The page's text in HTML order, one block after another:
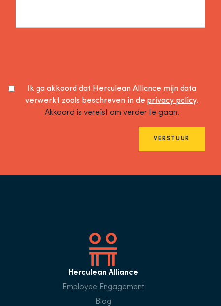
Ik ga akkoord dat Herculean Alliance mijn data
verwerkt zoals beschreven in de privacy policy.
Akkoord is vereist om verder te gaan.
VERSTUUR
Herculean Alliance
Employee Engagement
Blog